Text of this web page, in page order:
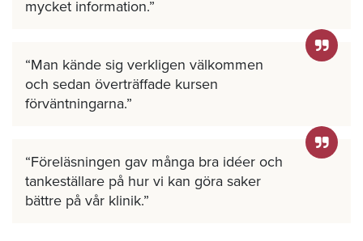
mycket information.
Man kände sig verkligen välkommen
och sedan överträffade kursen
förväntningarna.
Föreläsningen gav många bra idéer och
tankeställare på hur vi kan göra saker
bättre på vår klinik.